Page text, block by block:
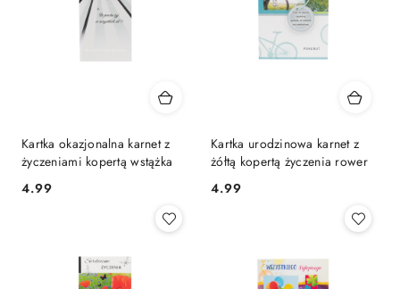
Kartka okazjonalna karnet z
życzeniami kopertą wstążka
Cena:
4.99
Kartka urodzinowa karnet z
żółtą kopertą życzenia rower
Cena:
4.99